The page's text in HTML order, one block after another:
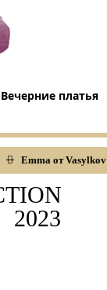
Вечерние платья
Emma от Vasylkov
2023